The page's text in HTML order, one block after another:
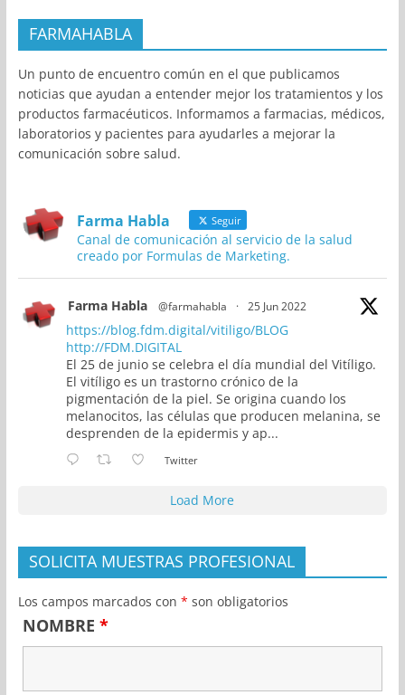
FARMAHABLA
Un punto de encuentro común en el que publicamos
noticias que ayudan a entender mejor los tratamientos y los
productos farmacéuticos. Informamos a farmacias, médicos,
laboratorios y pacientes para ayudarles a mejorar la
comunicación sobre salud.
Farma Habla Seguir
Canal de comunicación al servicio de la salud
creado por Formulas de Marketing.
Farma Habla @farmahabla · 25 Jun 2022
https://blog.fdm.digital/vitiligo/BLOG
http://FDM.DIGITAL
El 25 de junio se celebra el día mundial del Vitíligo.
El vitíligo es un trastorno crónico de la
pigmentación de la piel. Se origina cuando los
melanocitos, las células que producen melanina, se
desprenden de la epidermis y ap...
Twitter
Load More
SOLICITA MUESTRAS PROFESIONAL
Los campos marcados con * son obligatorios
NOMBRE *